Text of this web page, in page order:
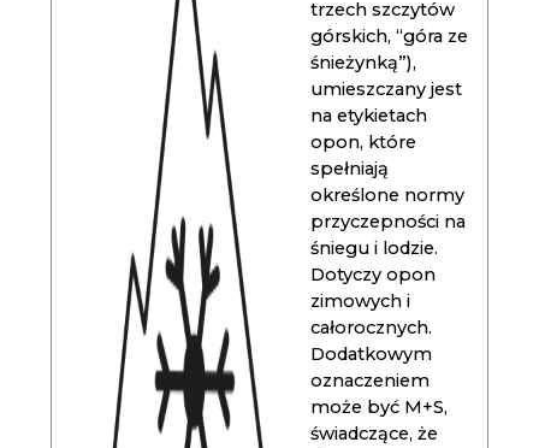
trzech szczytów
górskich, “góra ze
śnieżynką”),
umieszczany jest
na etykietach
opon, które
spełniają
określone normy
przyczepności na
śniegu i lodzie.
Dotyczy opon
zimowych i
całorocznych.
Dodatkowym
oznaczeniem
może być M+S,
świadczące, że